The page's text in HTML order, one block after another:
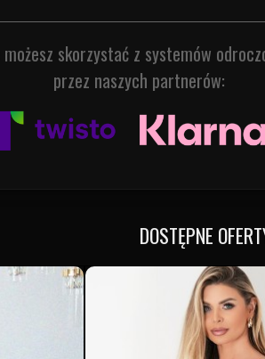
skorzystać z systemów
przez naszych partnerów:
DOSTĘPNE